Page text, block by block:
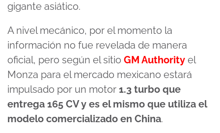
gigante asiático.
A nivel mecánico, por el momento la
información no fue revelada de manera
oficial, pero según el sitio GM Authority el
Monza para el mercado mexicano estará
impulsado por un motor 1.3 turbo que
entrega 165 CV y es el mismo que utiliza el
modelo comercializado en China.